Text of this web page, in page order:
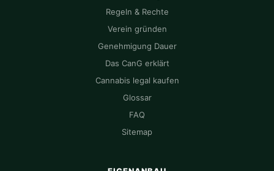
Regeln & Rechte
Verein gründen
Genehmigung Dauer
Das CanG erklärt
Cannabis legal kaufen
Glossar
FAQ
Sitemap